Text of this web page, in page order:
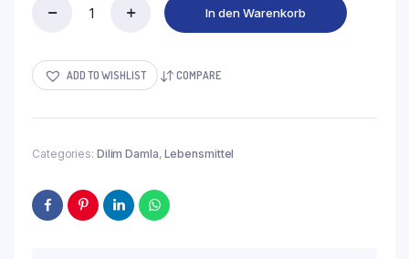
4-
4.5
quantity
In den Warenkorb
ADD TO WISHLIST COMPARE
Categories: Dilim Damla, Lebensmittel